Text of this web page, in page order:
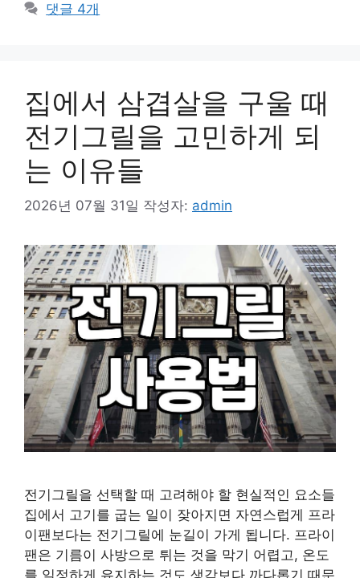
리
댓글 4개
집에서 삼겹살을 구울 때
전기그릴을 고민하게 되
는 이유들
2026년 07월 31일 작성자: admin
전기그릴을 선택할 때 고려해야 할 현실적인 요소들
집에서 고기를 굽는 일이 잦아지면 자연스럽게 프라
이팬보다는 전기그릴에 눈길이 가게 됩니다. 프라이
팬은 기름이 사방으로 튀는 것을 막기 어렵고, 온도